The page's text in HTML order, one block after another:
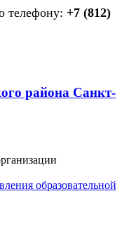
телефону: +7 (812)
образовательной